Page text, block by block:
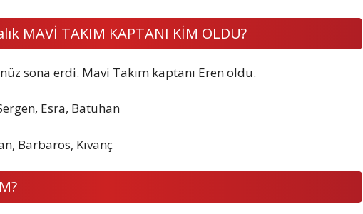
MAVİ TAKIM KAPTANI KİM OLDU?
sona erdi. Mavi Takım kaptanı Eren oldu.
Esra, Batuhan
Barbaros, Kıvanç